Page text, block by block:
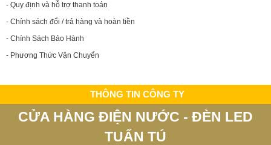
- Quy định và hỗ trợ thanh toán
- Chính sách đổi / trả hàng và hoàn tiền
- Chính Sách Bảo Hành
- Phương Thức Vận Chuyển
THÔNG TIN CÔNG TY
CỬA HÀNG ĐIỆN NƯỚC - ĐÈN LED
TUẤN TÚ